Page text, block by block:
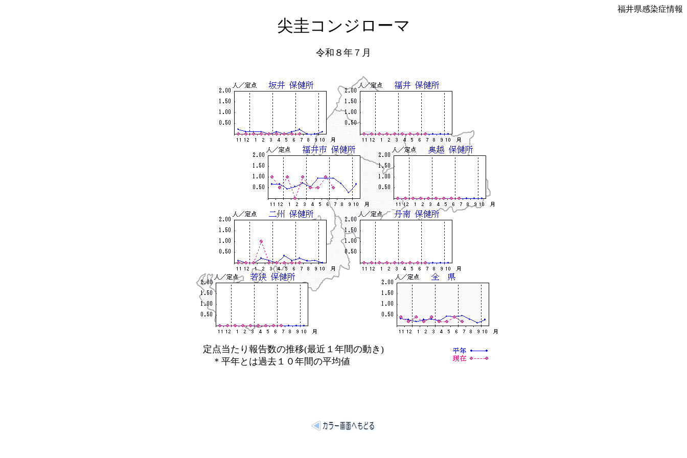
福井県感染症情報
尖圭コンジローマ
令和８年７月
定点当たり報告数の推移(最近１年間の動き)
＊平年とは過去１０年間の平均値